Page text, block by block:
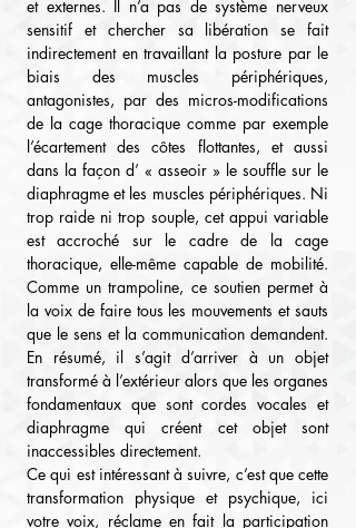
et externes. Il n’a pas de système nerveux
sensitif et chercher sa libération se fait
indirectement en travaillant la posture par le
biais des muscles périphériques,
antagonistes, par des micros-modifications
de la cage thoracique comme par exemple
l’écartement des côtes flottantes, et aussi
dans la façon d’ « asseoir » le souffle sur le
diaphragme et les muscles périphériques. Ni
trop raide ni trop souple, cet appui variable
est accroché sur le cadre de la cage
thoracique, elle-même capable de mobilité.
Comme un trampoline, ce soutien permet à
la voix de faire tous les mouvements et sauts
que le sens et la communication demandent.
En résumé, il s’agit d’arriver à un objet
transformé à l’extérieur alors que les organes
fondamentaux que sont cordes vocales et
diaphragme qui créent cet objet sont
inaccessibles directement.
Ce qui est intéressant à suivre, c’est que cette
transformation physique et psychique, ici
votre voix, réclame en fait la participation